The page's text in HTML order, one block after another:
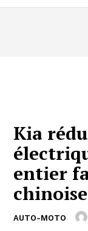
Kia
entier
chinoise
AUTO-MOTO